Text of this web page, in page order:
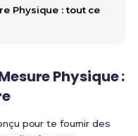
Physique : tout ce
Physique :
pour te fournir des